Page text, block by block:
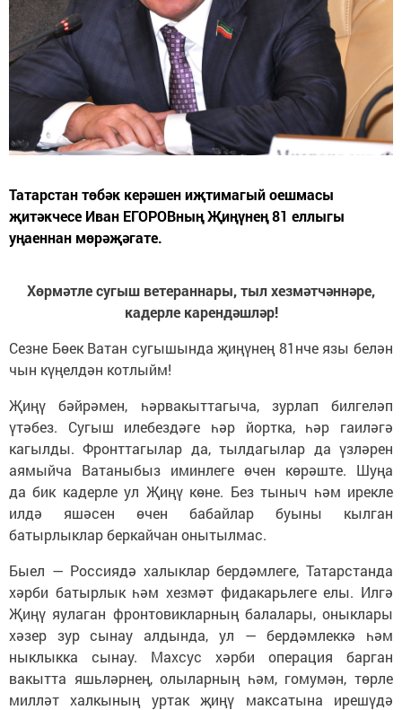
Татарстан төбәк керәшен иҗтимагый оешмасы
җитәкчесе Иван ЕГОРОВның Җиңүнең 81 еллыгы
уңаеннан мөрәҗәгате.
Хөрмәтле сугыш ветераннары, тыл хезмәтчәннәре,
кадерле карендәшләр!
Сезне Бөек Ватан сугышында җиңүнең 81нче язы белән
чын күңелдән котлыйм!
Җиңү бәйрәмен, һәрвакыттагыча, зурлап билгеләп
үтәбез. Сугыш илебездәге һәр йортка, һәр гаиләгә
кагылды. Фронттагылар да, тылдагылар да үзләрен
аямыйча Ватаныбыз иминлеге өчен көрәште. Шуңа
да бик кадерле ул Җиңү көне. Без тыныч һәм ирекле
илдә яшәсен өчен бабайлар буыны кылган
батырлыклар беркайчан онытылмас.
Быел — Россиядә халыклар бердәмлеге, Татарстанда
хәрби батырлык һәм хезмәт фидакарьлеге елы. Илгә
Җиңү яулаган фронтовикларның балалары, оныклары
хәзер зур сынау алдында, ул — бердәмлеккә һәм
ныклыкка сынау. Махсус хәрби операция барган
вакытта яшьләрнең, олыларның һәм, гомумән, төрле
милләт халкының уртак җиңү максатына ирешүдә